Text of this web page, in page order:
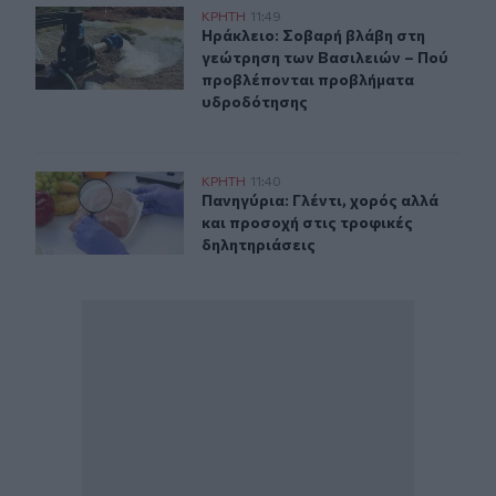
Ηράκλειο: Σοβαρή βλάβη στη γεώτρηση των
ΚΡΗΤΗ 11:49
Ηράκλειο: Σοβαρή βλάβη στη
Ηράκλειο: Σοβαρή βλάβη στη
γεώτρηση των Βασιλειών – Πού
προβλέπονται προβλήματα
υδροδότησης
Πανηγύρια: Γλέντι, χορός αλλά και προσοχή στις
ΚΡΗΤΗ 11:40
Πανηγύρια: Γλέντι, χορός αλλά
Πανηγύρια: Γλέντι, χορός αλλά
και προσοχή στις τροφικές
δηλητηριάσεις